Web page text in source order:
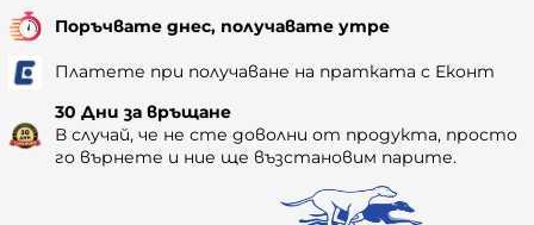
Поръчвате днес, получавате утре
Платете при получаване на пратката с Еконт
30 Дни за връщане
В случай, че не сте доволни от продукта, просто
го върнете и ние ще възстановим парите.